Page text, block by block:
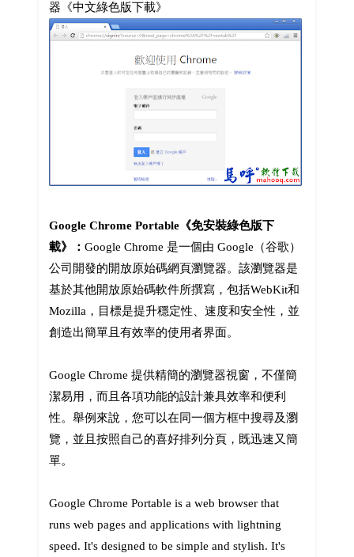
器《中文綠色版下載》
Google Chrome Portable《免安裝綠色版下
載》： Google Chrome 是一個由 Google（谷歌）
公司開發的開放原始碼網頁瀏覽器。該瀏覽器是
基於其他開放原始碼軟件所撰寫，包括WebKit和
Mozilla，目標是提升穩定性、速度和安全性，並
創造出簡單且有效率的使用者界面。
Google Chrome 提供精簡的瀏覽器視窗，不僅簡
潔易用，而且各項功能的設計兼具效率和便利
性。舉例來說，您可以在同一個方框中搜尋及瀏
覽，並且按照自己的喜好排列分頁，既迅速又簡
單。
Google Chrome Portable is a web browser that
runs web pages and applications with lightning
speed. It's designed to be simple and stylish. It's